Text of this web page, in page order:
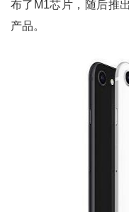
布了M1芯片，随后推
产品。